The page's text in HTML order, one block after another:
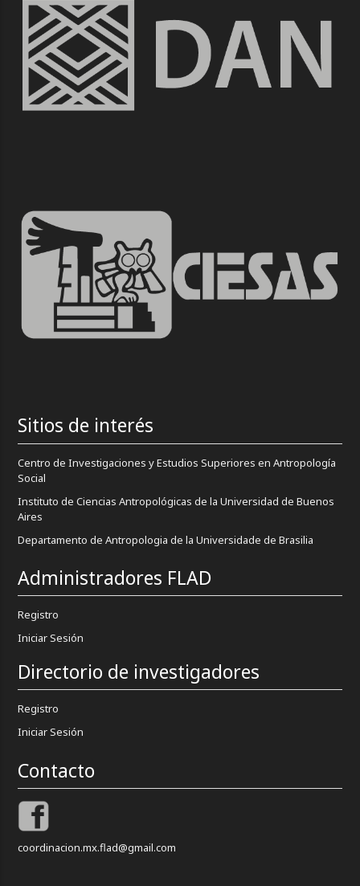
Sitios de interés
Centro de Investigaciones y Estudios Superiores en Antropología
Social
Instituto de Ciencias Antropológicas de la Universidad de Buenos
Aires
Departamento de Antropologia de la Universidade de Brasilia
Administradores FLAD
Registro
Iniciar Sesión
Directorio de investigadores
Registro
Iniciar Sesión
Contacto
coordinacion.mx.flad@gmail.com